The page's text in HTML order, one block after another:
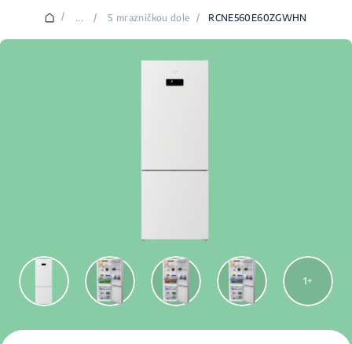
/ ... / S mrazničkou dole / RCNE560E60ZGWHN
1